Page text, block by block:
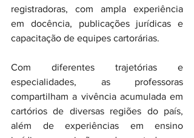
registradoras, com ampla experiência
em docência, publicações jurídicas e
capacitação de equipes cartorárias.
Com diferentes trajetórias e
especialidades, as professoras
compartilham a vivência acumulada em
cartórios de diversas regiões do país,
além de experiências em ensino